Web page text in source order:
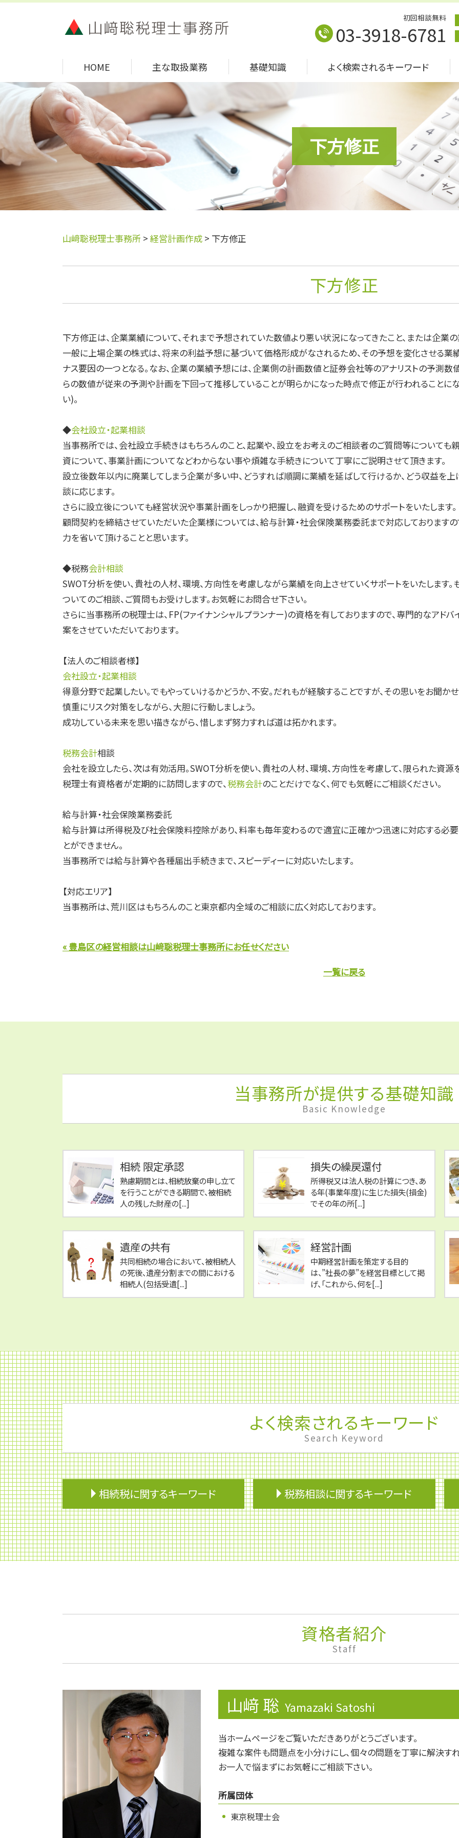
下方修正
初回相談無料
03-3918-6781
HOME 主な取扱業務 基礎知識 よく検索されるキーワード
山﨑聡税理士事務所 > 経営計画作成 > 下方修正
下方修正
下方修正は、企業業績について、それまで予想されていた数値より悪い状況になってきたこと、または企業
一般に上場企業の株式は、将来の利益予想に基づいて価格形成がなされるため、その予想を変化させる業
ナス要因の一つとなる。なお、企業の業績予想には、企業側の計画数値と証券会社等のアナリストの予測数
らの数値が従来の予測や計画を下回って推移していることが明らかになった時点で修正が行われることに
い)。
◆会社設立・起業相談
当事務所では、会社設立手続きはもちろんのこと、起業や、設立をお考えのご相談者のご質問等についても
資について、事業計画についてなどわからない事や煩雑な手続きについて丁寧にご説明させて頂きます。
設立後数年以内に廃業してしまう企業が多い中、どうすれば順調に業績を延ばして行けるか、どう収益を
談に応じます。
さらに設立後についても経営状況や事業計画をしっかり把握し、融資を受けるためのサポートをいたします。
顧問契約を締結させていただいた企業様については、給与計算・社会保険業務委託まで対応しております
力を省いて頂けることと思います。
◆税務会計相談
SWOT分析を使い、貴社の人材、環境、方向性を考慮しながら業績を向上させていくサポートをいたします
ついてのご相談、ご質問もお受けします。お気軽にお問合せ下さい。
さらに当事務所の税理士は、FP(ファイナンシャルプランナー)の資格を有しておりますので、専門的なアド
案をさせていただいております。
【法人のご相談者様】
会社設立・起業相談
得意分野で起業したい。でもやっていけるかどうか、不安。だれもが経験することですが、その思いをお聞かせ
慎重にリスク対策をしながら、大胆に行動しましょう。
成功している未来を思い描きながら、惜しまず努力すれば道は拓かれます。
税務会計相談
会社を設立したら、次は有効活用。SWOT分析を使い、貴社の人材、環境、方向性を考慮して、限られた資源
税理士有資格者が定期的に訪問しますので、税務会計のことだけでなく、何でも気軽にご相談ください。
給与計算・社会保険業務委託
給与計算は所得税及び社会保険料控除があり、料率も毎年変わるので適宜に正確かつ迅速に対応する必要
とができません。
当事務所では給与計算や各種届出手続きまで、スピーディーに対応いたします。
【対応エリア】
当事務所は、荒川区はもちろんのこと東京都内全域のご相談に広く対応しております。
« 豊島区の経営相談は山﨑聡税理士事務所にお任せください
一覧に戻る
当事務所が提供する基礎知識
Basic Knowledge
相続 限定承認
熟慮期間とは、相続放棄の申し立て
を行うことができる期間で、被相続
人の残した財産の[...]
損失の繰戻還付
所得税又は法人税の計算につき、あ
る年(事業年度)に生じた損失(損金)
でその年の所[...]
遺産の共有
共同相続の場合において、被相続人
の死後、遺産分割までの間における
相続人(包括受遺[...]
経営計画
中期経営計画を策定する目的
は、”社長の夢”を経営目標として掲
げ、「これから、何を[...]
よく検索されるキーワード
Search Keyword
相続税に関するキーワード
遺留分 計算
贈与税 相続税
住宅取得資金 贈与 特例
相続税 申告期限
相続税 基礎控除
遺産分割協議書
準確定申告 しなくていい人
遺言 相談
遺贈 相続
準確定申告 書き方
相続分
相続税 相続人
相続対策
税務相談に関するキーワード
みなし相続財産
事業再生
財形貯蓄 いくら
企業再生
法人税 申告期限
財形年金貯蓄
確定申告 不動産所得
資金繰り
事業専従者
滞納処分
無申告加算税
売上税
税理士 変更
仕入税額控除
資格者紹介
Staff
山﨑 聡 Yamazaki Satoshi
当ホームページをご覧いただきありがとうございます。
複雑な案件も問題点を小分けにし、個々の問題を丁寧に解決す
お一人で悩まずにお気軽にご相談下さい。
所属団体
東京税理士会